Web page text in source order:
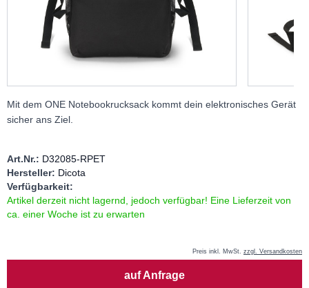
Mit dem ONE Notebookrucksack kommt dein elektronisches Gerät
sicher ans Ziel.
Art.Nr.: D32085-RPET
Hersteller: Dicota
Verfügbarkeit:
Artikel derzeit nicht lagernd, jedoch verfügbar! Eine Lieferzeit von
ca. einer Woche ist zu erwarten
Preis inkl. MwSt. zzgl. Versandkosten
auf Anfrage